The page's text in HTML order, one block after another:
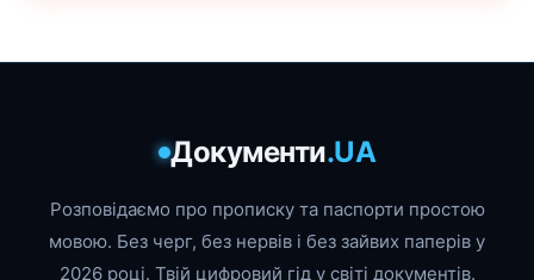
Документи.UA
Розповідаємо про прописку та паспорти простою
мовою. Без черг, без нервів і без зайвих паперів у
2026 році. Твій цифровий гід у світі документів.